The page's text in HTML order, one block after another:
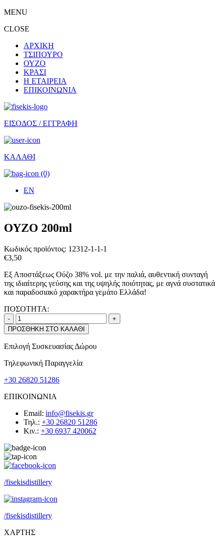
MENU
CLOSE
ΑΡΧΙΚΗ
ΤΣΙΠΟΥΡΟ
ΟΥΖΟ
ΚΡΑΣΙ
Η ΕΤΑΙΡΕΙΑ
ΕΠΙΚΟΙΝΩΝΙΑ
ΕΙΣΟΔΟΣ / ΕΓΓΡΑΦΗ
ΚΑΛΑΘΙ
(0)
EN
ΟΥΖΟ 200ml
Κωδικός προϊόντος: 12312-1-1-1
€3,50
Εξ Αποστάξεως Ούζο 38% vol. με την παλιά, αυθεντική συνταγή
της ιδιαίτερης γεύσης και της υψηλής ποιότητας, με αγνά συστατικά
και παραδοσιακό χαρακτήρα γεμάτο Ελλάδα!
ΠΟΣΟΤΗΤΑ:
-
+
ΠΡΟΣΘΗΚΗ ΣΤΟ ΚΑΛΑΘΙ
Επιλογή Συσκευασίας Δώρου
Τηλεφωνική Παραγγελία
+30 26820 51286
ΕΠΙΚΟΙΝΩΝΙΑ
Email: info@fisekis.gr
Τηλ.: +30 26820 51286
Κιν.: +30 6937 420062
/fisekisdistillery
/fisekisdistillery
ΧΑΡΤΗΣ